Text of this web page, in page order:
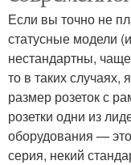
Розетки в
Розетки с
Если вы точно не
статусные модели
нестандартны,
то в таких случаях,
размер розеток с
розетки одни из
оборудования —
серия, некий